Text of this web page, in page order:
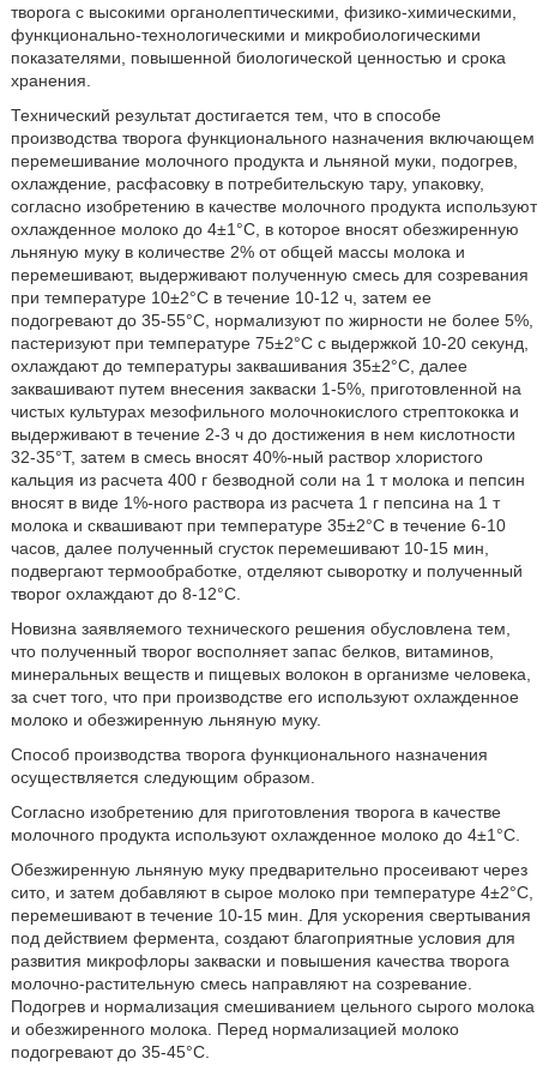
творога с высокими органолептическими, физико-химическими,
функционально-технологическими и микробиологическими
показателями, повышенной биологической ценностью и срока
хранения.
Технический результат достигается тем, что в способе
производства творога функционального назначения включающем
перемешивание молочного продукта и льняной муки, подогрев,
охлаждение, расфасовку в потребительскую тару, упаковку,
согласно изобретению в качестве молочного продукта используют
охлажденное молоко до 4±1°С, в которое вносят обезжиренную
льняную муку в количестве 2% от общей массы молока и
перемешивают, выдерживают полученную смесь для созревания
при температуре 10±2°С в течение 10-12 ч, затем ее
подогревают до 35-55°С, нормализуют по жирности не более 5%,
пастеризуют при температуре 75±2°С с выдержкой 10-20 секунд,
охлаждают до температуры заквашивания 35±2°С, далее
заквашивают путем внесения закваски 1-5%, приготовленной на
чистых культурах мезофильного молочнокислого стрептококка и
выдерживают в течение 2-3 ч до достижения в нем кислотности
32-35°Т, затем в смесь вносят 40%-ный раствор хлористого
кальция из расчета 400 г безводной соли на 1 т молока и пепсин
вносят в виде 1%-ного раствора из расчета 1 г пепсина на 1 т
молока и сквашивают при температуре 35±2°С в течение 6-10
часов, далее полученный сгусток перемешивают 10-15 мин,
подвергают термообработке, отделяют сыворотку и полученный
творог охлаждают до 8-12°С.
Новизна заявляемого технического решения обусловлена тем,
что полученный творог восполняет запас белков, витаминов,
минеральных веществ и пищевых волокон в организме человека,
за счет того, что при производстве его используют охлажденное
молоко и обезжиренную льняную муку.
Способ производства творога функционального назначения
осуществляется следующим образом.
Согласно изобретению для приготовления творога в качестве
молочного продукта используют охлажденное молоко до 4±1°С.
Обезжиренную льняную муку предварительно просеивают через
сито, и затем добавляют в сырое молоко при температуре 4±2°С,
перемешивают в течение 10-15 мин. Для ускорения свертывания
под действием фермента, создают благоприятные условия для
развития микрофлоры закваски и повышения качества творога
молочно-растительную смесь направляют на созревание.
Подогрев и нормализация смешиванием цельного сырого молока
и обезжиренного молока. Перед нормализацией молоко
подогревают до 35-45°С.